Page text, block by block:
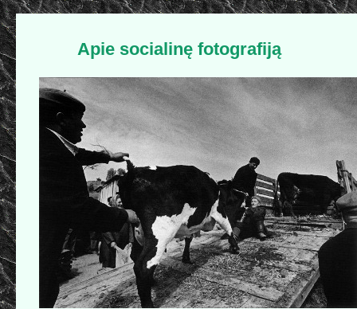
Apie socialinę fotografiją